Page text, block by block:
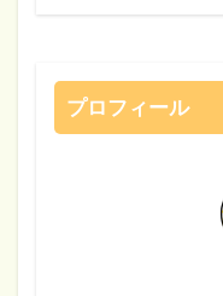
プロフィール